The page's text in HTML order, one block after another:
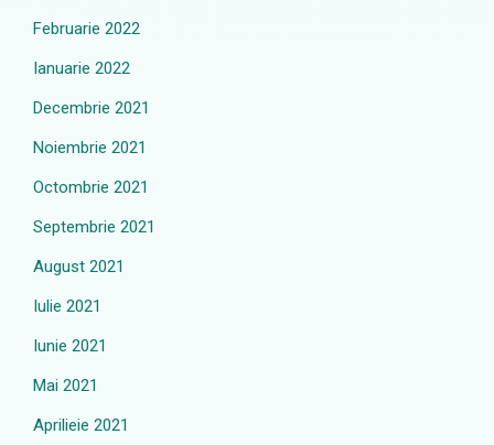
Februarie 2022
Ianuarie 2022
Decembrie 2021
Noiembrie 2021
Octombrie 2021
Septembrie 2021
August 2021
Iulie 2021
Iunie 2021
Mai 2021
Aprilieie 2021